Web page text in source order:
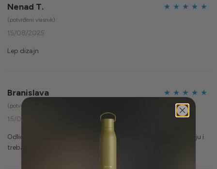
Nenad T.
(potvrđeni vlasnik)
15/08/2025
Lep dizajn
Ocijenjeno
Branislava
(potvrđeni vlasnik)
15/08/2025
Odlicna i zgodna za put, izlet, plazu kad god sam duze napolju i
treba mi veca kolicina vode ili sejka. Pun pogodak